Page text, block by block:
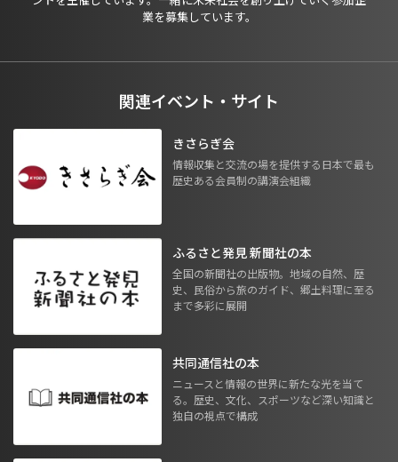
業を募集しています。
関連イベント・サイト
きさらぎ会
情報収集と交流の場を提供する日本で最も
歴史ある会員制の講演会組織
ふるさと発見 新聞社の本
全国の新聞社の出版物。地域の自然、歴
史、民俗から旅のガイド、郷土料理に至る
まで多彩に展開
共同通信社の本
ニュースと情報の世界に新たな光を当て
る。歴史、文化、スポーツなど深い知識と
独自の視点で構成